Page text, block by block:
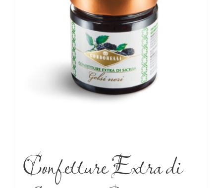
Confetture Extra di